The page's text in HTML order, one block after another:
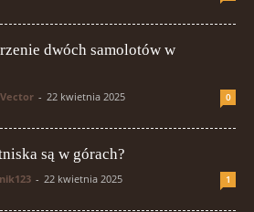
dwóch samolotów w
- 22 kwietnia 2025 0
są w górach?
- 22 kwietnia 2025 1